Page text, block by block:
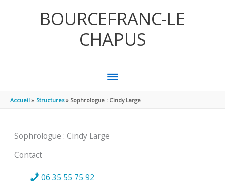
BOURCEFRANC-LE
CHAPUS
MENU
PRINCIPAL
Accueil Structures Sophrologue : Cindy Large
Sophrologue : Cindy Large
Contact
06 35 55 75 92